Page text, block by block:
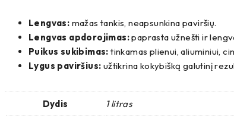
Lengvas: mažas tankis, neapsunkina paviršių.
Lengvas apdorojimas:paprasta užnešti ir
Puikus sukibimas: tinkamas plienui, aliuminiui,
Lygus paviršius: užtikrina kokybišką galutinį
Dydis 1 litras